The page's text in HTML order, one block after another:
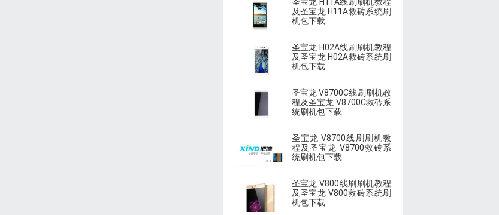
及圣宝龙 H11A救砖系统刷
机包下载
圣宝龙 H02A线刷刷机教程
及圣宝龙 H02A救砖系统刷
机包下载
圣宝龙 V8700C线刷刷机教
程及圣宝龙 V8700C救砖系
统刷机包下载
圣宝龙 V8700线刷刷机教
程及圣宝龙 V8700救砖系
统刷机包下载
圣宝龙 V800线刷刷机教程
及圣宝龙 V800救砖系统刷
机包下载